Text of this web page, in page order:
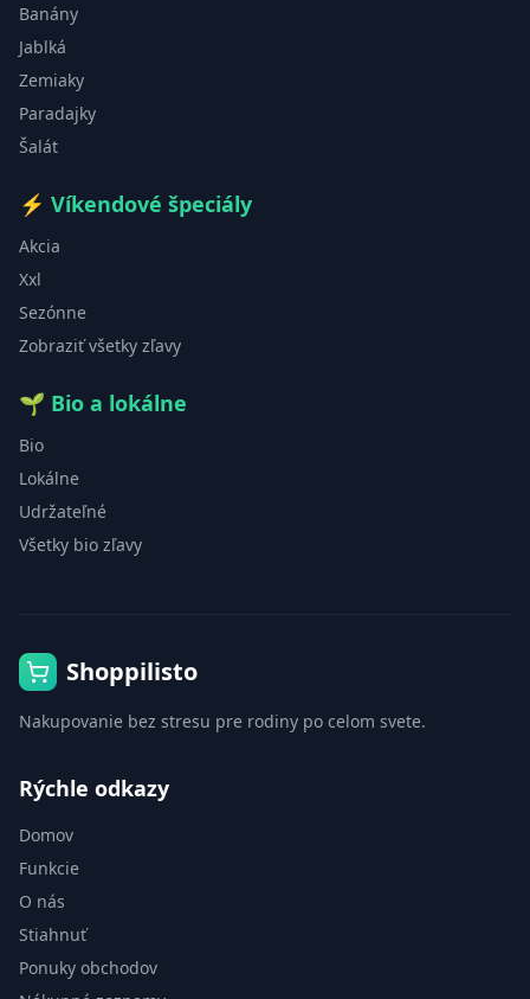
Banány
Jablká
Zemiaky
Paradajky
Šalát
⚡ Víkendové špeciály
Akcia
Xxl
Sezónne
Zobraziť všetky zľavy
🌱 Bio a lokálne
Bio
Lokálne
Udržateľné
Všetky bio zľavy
Shoppilisto
Nakupovanie bez stresu pre rodiny po celom svete.
Rýchle odkazy
Domov
Funkcie
O nás
Stiahnuť
Ponuky obchodov